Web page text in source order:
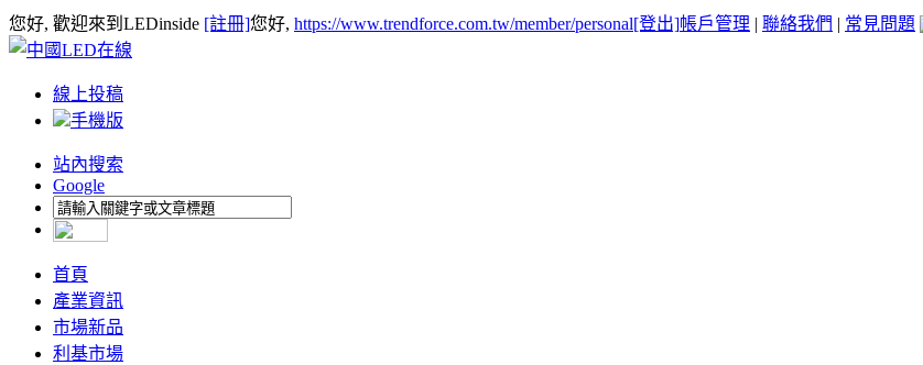
您好, 歡迎來到LEDinside [註冊]您好, https://www.trendforce.com.tw/member/personal[登出]帳戶管理 | 聯絡我們 | 常見問題
線上投稿
手機版
站內搜索
Google
首頁
產業資訊
市場新品
利基市場